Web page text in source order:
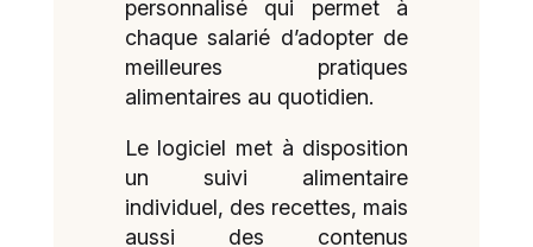
personnalisé qui permet à
chaque salarié d’adopter de
meilleures pratiques
alimentaires au quotidien.
Le logiciel met à disposition
un suivi alimentaire
individuel, des recettes, mais
aussi des contenus